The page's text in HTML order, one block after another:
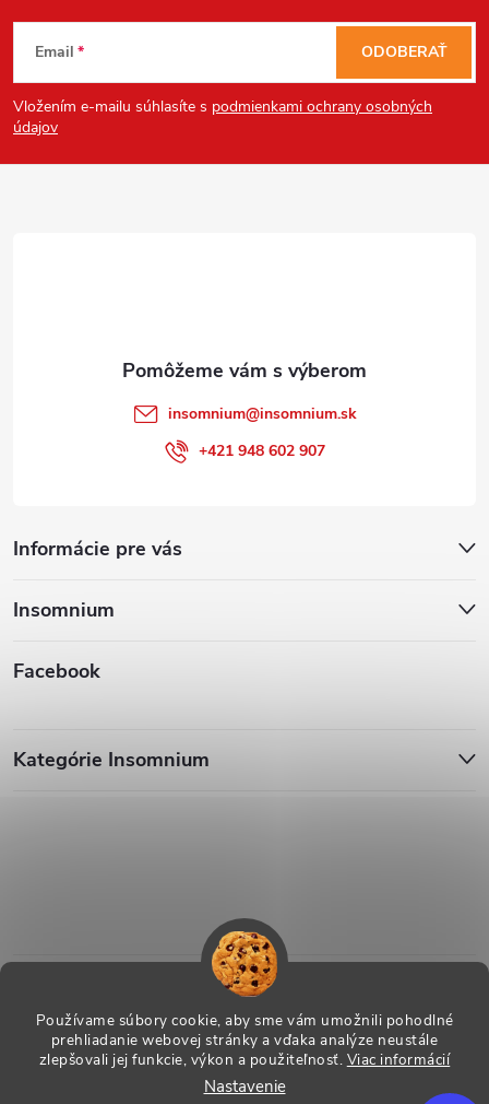
Používame súbory cookie, aby sme vám umožnili pohodlné
prehliadanie webovej stránky a vďaka analýze neustále
zlepšovali jej funkcie, výkon a použiteľnosť. Viac informácií
Nastavenie
Z
á
p
Email
Vložením e-mailu súhlasíte s podmienkami ochrany osobných
údajov
ODOBERAŤ
Informácie pre vás
Insomnium
Facebook
insomnium@insomnium.sk
+421 948 602 907
Kategórie Insomnium
ESHOP - Insomnium, s.r.o. . Všetky práva vyhradené.